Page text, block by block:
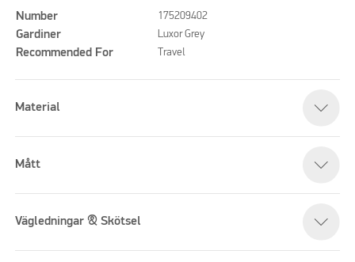
Number 175209402
Gardiner Luxor Grey
Recommended For Travel
Material
Mått
Vägledningar & Skötsel